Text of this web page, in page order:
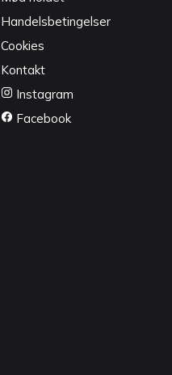
Handelsbetingelser
Cookies
Kontakt
Instagram
Facebook